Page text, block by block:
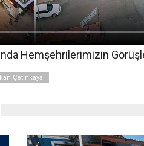
Hemşehrilerimizin
Çetinkaya